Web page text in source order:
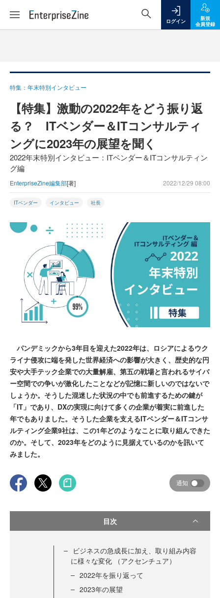
ログイン
新規
会員登録
特集：年末特別インタビュー
【特集】激動の2022年をどう振り返
る？ ITベンダー＆ITコンサルティ
ングに2023年の展望を聞く
2022年末特別インタビュー：ITベンダー＆ITコンサルティン
グ編
EnterpriseZine編集部[著] 2022/12/29 08:00
ITベンダー インタビュー 社長
パンデミックから3年目を迎えた2022年は、ロシアによるウク
ライナ侵攻に端を発した世界経済への影響が大きく、歴史的な円
安や大手テック企業での大量解雇、第五の戦場と言われるサイバ
ー空間での争いが激化したことなどが記憶に新しいのではないで
しょうか。そうした混迷した状況の中でも前進するための鍵が
「IT」であり、DXの実現に向けて多くの企業が着実に前進した
年でもありました。そうした企業を支えるITベンダー＆ITコンサ
ルティング企業9社は、この1年どのようなことに取り組んできた
のか。そして、2023年をどのように見据えているのかを訊いて
みました。
通知
目次
ビジネスの急成長に加え、取り組み内容
に様々な変化 （アクセンチュア）
2022年を振り返って
2023年の展望